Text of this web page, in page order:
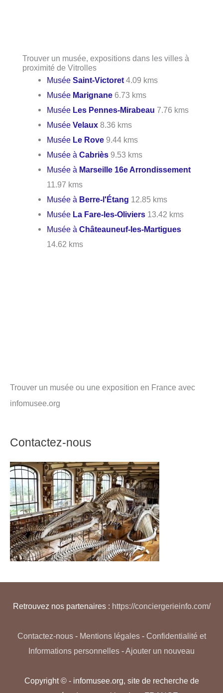
Trouver un musée, expositions dans les villes à
proximité de Vitrolles
MuséeSaint-Victoret 4.09 kms
Musée Marignane 6.73 kms
Musée Les Pennes-Mirabeau 7.76 kms
MuséeVelaux 8.36 kms
Musée Le Rove 9.44 kms
Musée àCabriès 9.53 kms
Musée à Marseille 16e Arrondissement
11.97 kms
Musée à Berre-l'Étang 12.85 kms
Musée La Fare-les-Oliviers 13.42 kms
Musée àChâteauneuf-les-Martigues
14.62 kms
Trouver un musée ou une exposition en France avec
infomusee.org
Contactez-nous
Retrouvez nos partenaires : https://conciergerieinfo.com/
Contactez-nous- Mentions légales- Confidentialité et
Informations personnelles -Ajouter un nouveau
Copyright © - infomusee.org, site de recherche de